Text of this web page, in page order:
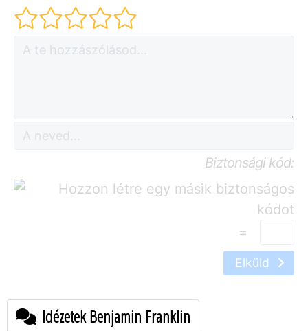
Biztonsági kód:
=
Elküld
Idézetek Benjamin Franklin